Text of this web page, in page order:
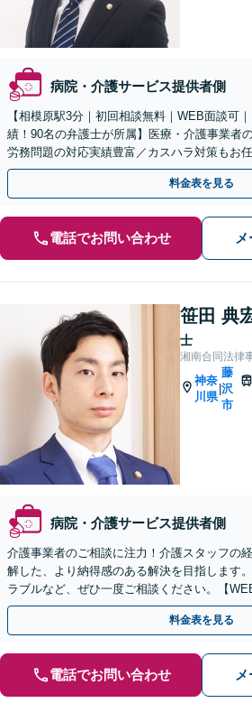
病院・介護サービス提供者側
【相模原駅3分｜初回相談無料｜WEB面談可
績！90名の弁護士が所属】医療・介護事業者
労務問題の対応実績豊富／カスハラ対策もお
／忙しい方にも安心の柔軟なサポート体制】
料金表を見る
電話でお問い合わせ
笹田 典
士
湘南合同法律
神奈
川県
|
藤
沢
市
病院・介護サービス提供者側
介護事業者のご相談に注力！介護スタッフの
解した、より納得感のある解決を目指します
ラブルなど、ぜひ一度ご相談ください。【
が在籍する事務所】【藤沢駅2分】
料金表を見る
電話でお問い合わせ